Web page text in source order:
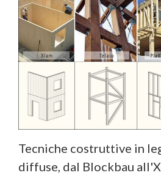
Tecniche costruttive in
diffuse, dal Blockbau